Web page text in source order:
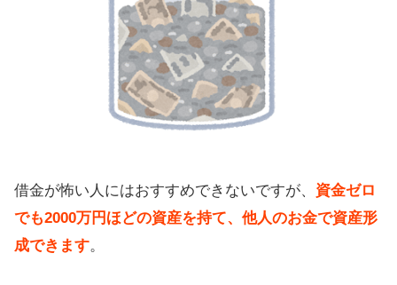
借金が怖い人にはおすすめできないですが、 資金ゼロ
でも2000万円ほどの資産を持て、他人のお金で資産形
成できます。